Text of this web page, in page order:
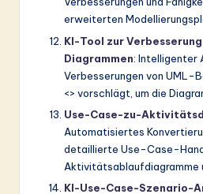
erweiterten
KI-Tool zur
Diagrammen: Intelligenter
Verbesserungen von UML-
<> vorschlägt, um die
Use-Case-zu-
Automatisiertes
detaillierte Use-Case-
Aktivitätsablaufdiagramme
KI-Use-Case-Szenario-